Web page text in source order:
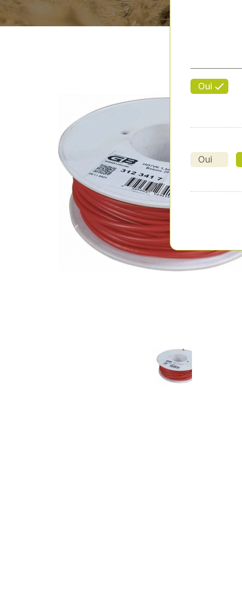
Previous
Oui
Oui